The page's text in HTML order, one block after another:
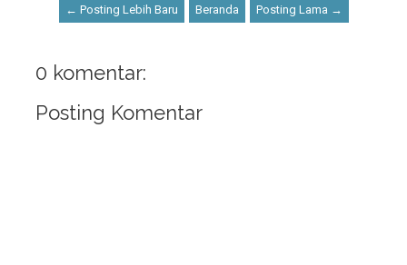
← Posting Lebih Baru Beranda Posting Lama →
0 komentar:
Posting Komentar